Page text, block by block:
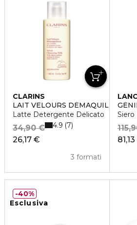
CLARINS
LAIT VELOURS DÉMAQUILLANT
Latte Detergente Delicato
26,17 €
34,90 €
3 formati
4.9 7
Siero
Esclusiva
40%